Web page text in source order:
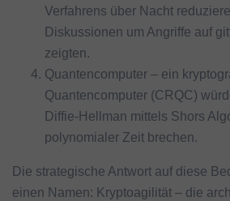
Verfahrens über Nacht
Diskussionen um Angriffe auf
zeigten.
Quantencomputer – ein
Quantencomputer (CRQC)
Diffie-Hellman mittels Shors
polynomialer Zeit brechen.
Die strategische Antwort auf diese
einen Namen: Kryptoagilität – die